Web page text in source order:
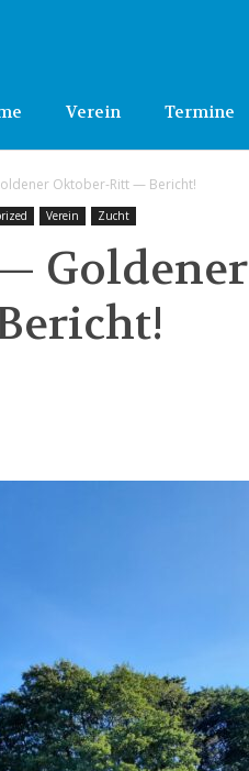
Verein Termine
Oktober-Ritt — Bericht!
Verein Zucht
Goldener